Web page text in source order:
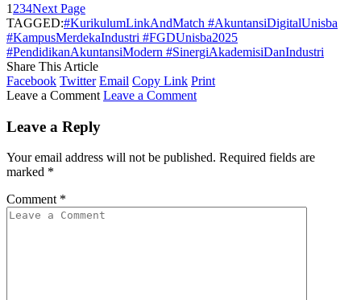
1 234Next Page
TAGGED:#KurikulumLinkAndMatch #AkuntansiDigitalUnisba
#KampusMerdekaIndustri #FGDUnisba2025
#PendidikanAkuntansiModern #SinergiAkademisiDanIndustri
Share This Article
Facebook Twitter Email Copy Link Print
Leave a Comment Leave a Comment
Leave a Reply
Your email address will not be published. Required fields are
marked *
Comment *